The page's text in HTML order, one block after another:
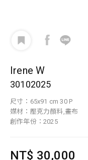
Irene W
30102025
尺寸：65x91 cm 30 P
媒材：壓克力顏料,畫布
創作年份：2025
NT$ 30,000